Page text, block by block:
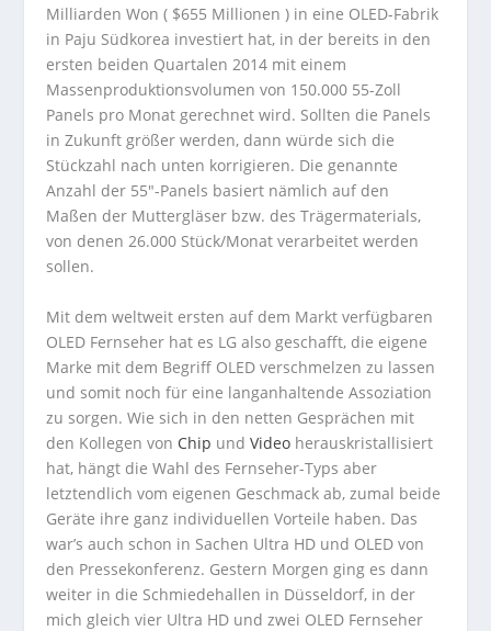
Milliarden Won ( $655 Millionen ) in eine OLED-Fabrik
in Paju Südkorea investiert hat, in der bereits in den
ersten beiden Quartalen 2014 mit einem
Massenproduktionsvolumen von 150.000 55-Zoll
Panels pro Monat gerechnet wird. Sollten die Panels
in Zukunft größer werden, dann würde sich die
Stückzahl nach unten korrigieren. Die genannte
Anzahl der 55″-Panels basiert nämlich auf den
Maßen der Muttergläser bzw. des Trägermaterials,
von denen 26.000 Stück/Monat verarbeitet werden
sollen.
Mit dem weltweit ersten auf dem Markt verfügbaren
OLED Fernseher hat es LG also geschafft, die eigene
Marke mit dem Begriff OLED verschmelzen zu lassen
und somit noch für eine langanhaltende Assoziation
zu sorgen. Wie sich in den netten Gesprächen mit
den Kollegen von Chip undVideo herauskristallisiert
hat, hängt die Wahl des Fernseher-Typs aber
letztendlich vom eigenen Geschmack ab, zumal beide
Geräte ihre ganz individuellen Vorteile haben. Das
war’s auch schon in Sachen Ultra HD und OLED von
den Pressekonferenz. Gestern Morgen ging es dann
weiter in die Schmiedehallen in Düsseldorf, in der
mich gleich vier Ultra HD und zwei OLED Fernseher